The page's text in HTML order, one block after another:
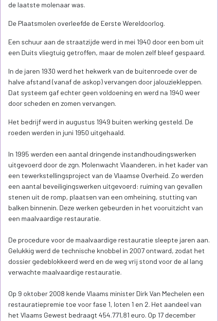
de laatste molenaar was.
De Plaatsmolen overleefde de Eerste Wereldoorlog.
Een schuur aan de straatzijde werd in mei 1940 door een bom uit
een Duits vliegtuig getroffen, maar de molen zelf bleef gespaard.
In de jaren 1930 werd het hekwerk van de buitenroede over de
halve afstand (vanaf de askop) vervangen door jalouziekleppen.
Dat systeem gaf echter geen voldoening en werd na 1940 weer
door scheden en zomen vervangen.
Het bedrijf werd in augustus 1949 buiten werking gesteld. De
roeden werden in juni 1950 uitgehaald.
In 1995 werden een aantal dringende instandhoudingswerken
uitgevoerd door de zgn. Molenwacht Vlaanderen, in het kader van
een tewerkstellingsproject van de Vlaamse Overheid. Zo werden
een aantal beveiligingswerken uitgevoerd: ruiming van gevallen
stenen uit de romp, plaatsen van een omheining, stutting van
balken binnenin. Deze werken gebeurden in het vooruitzicht van
een maalvaardige restauratie.
De procedure voor de maalvaardige restauratie sleepte jaren aan.
Gelukkig werd de technische knobbel in 2007 ontward, zodat het
dossier gedeblokkeerd werd en de weg vrij stond voor de al lang
verwachte maalvaardige restauratie.
Op 9 oktober 2008 kende Vlaams minister Dirk Van Mechelen een
restauratiepremie toe voor fase 1, loten 1 en 2. Het aandeel van
het Vlaams Gewest bedraagt 454.771,81 euro. Op 17 december